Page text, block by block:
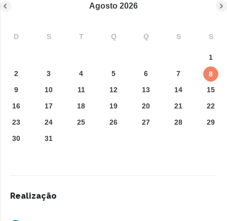
Agosto 2026
D S T Q Q S S
1
2
3 4 5 6 7
8
9
10 11 12 13 14
15
16
17 18 19 20 21
22
23
24 25 26 27 28
29
30
31
Realização